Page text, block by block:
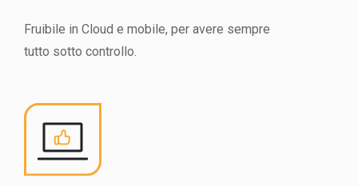
Fruibile in Cloud e mobile, per avere sempre
tutto sotto controllo.